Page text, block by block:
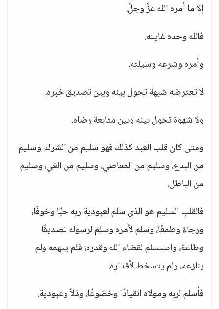
إلا ما أمره الله عزَّ وجلَّ.
فالله وحده غايته.
وأمره وشرعه وسيلته.
لا تعترضه شبهة تحول بينه وبين تصديق خبره.
ولا شهوة تحول بينه وبين متابعة رضاه.
ومتى كان قلب العبد كذلك فهو سليم من الشرك، وسليم
من البدع، وسليم من المعاصي، وسليم من الغي، وسليم
من الباطل.
فالقلب السليم هو الذي سلم لعبودية ربه حبًا وخوفًا،
ورجاءً وطمعًا، وسلم لأمره وسلم لرسوله تصديقًا
وطاعة، واستسلم لقضاء الله وقدره، فلم يتهمه ولم
ينازعه، ولم يتسخط لأقداره.
فأسلم لربه ومولاه انقيادًا وخضوعًا، وذلاً وعبودية.